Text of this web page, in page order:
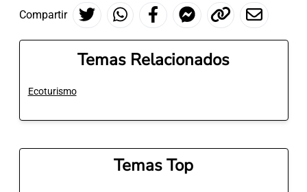
Compartir
Temas Relacionados
Ecoturismo
Temas Top